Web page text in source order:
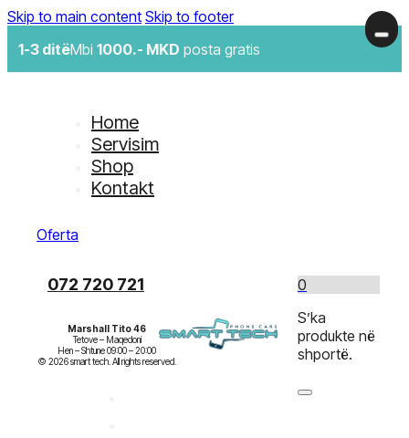
Skip to main content Skip to footer
1-3 ditëMbi 1000.- MKD posta gratis
Home
Servisim
Shop
Kontakt
Oferta
072 720 721
Marshall Tito 46
Tetove – Maqedoni
Hen – Shtune 09:00 – 20:00
0
S’ka
produkte në
shportë.